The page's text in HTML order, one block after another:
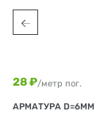
28 ₽/метр пог.
АРМАТУРА D=6ММ